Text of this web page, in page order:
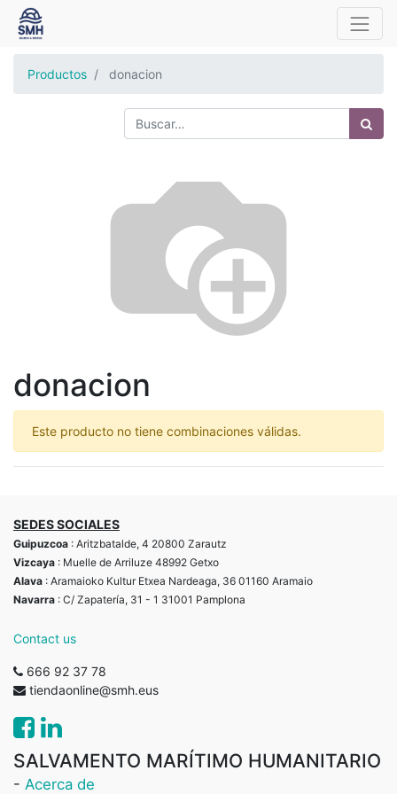
Productos donacion
donacion
Este producto no tiene combinaciones válidas.
SEDES SOCIALES
Guipuzcoa : Aritzbatalde, 4 20800 Zarautz
Vizcaya : Muelle de Arriluze 48992 Getxo
Alava : Aramaioko Kultur Etxea Nardeaga, 36 01160 Aramaio
Navarra : C/ Zapatería, 31 - 1 31001 Pamplona
Contact us
666 92 37 78
tiendaonline@smh.eus
SALVAMENTO MARÍTIMO HUMANITARIO
- Acerca de